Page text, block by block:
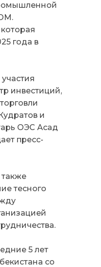
года в
инвестиций,
и
ОЭС Асад
пресс-
тесного
5 лет
со